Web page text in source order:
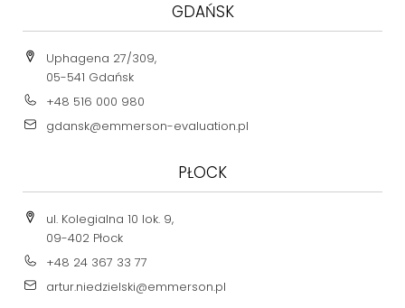
GDAŃSK
Uphagena 27/309,
05-541 Gdańsk
+48 516 000 980
gdansk@emmerson-evaluation.pl
PŁOCK
ul. Kolegialna 10 lok. 9,
09-402 Płock
+48 24 367 33 77
artur.niedzielski@emmerson.pl